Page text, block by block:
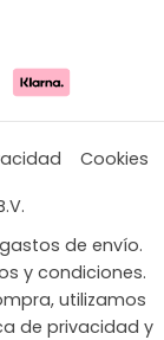
Cookies
de envío.
y condiciones.
utilizamos
de privacidad y